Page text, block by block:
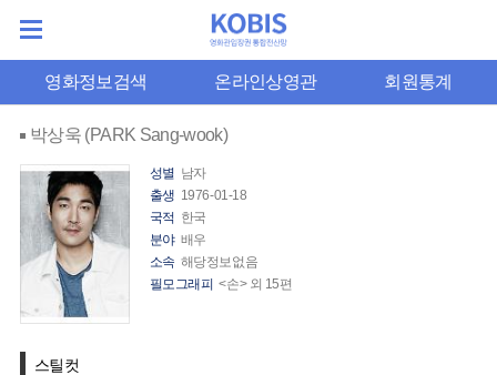
영화정보검색 온라인상영관 회원통계
박상욱 (PARK Sang-wook)
성별 남자
출생 1976-01-18
국적 한국
분야 배우
소속 해당정보없음
필모그래피 <손> 외 15편
스틸컷